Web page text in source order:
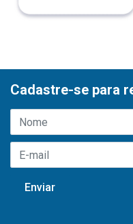
Cadastre-se para